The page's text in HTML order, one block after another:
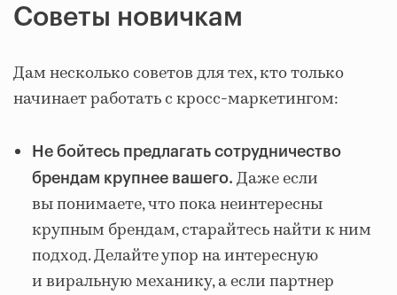
Советы новичкам
Дам несколько советов для тех, кто только
начинает работать с кросс-маркетингом:
Не бойтесь предлагать сотрудничество
брендам крупнее вашего. Даже если
вы понимаете, что пока неинтересны
крупным брендам, старайтесь найти к ним
подход. Делайте упор на интересную
и виральную механику, а если партнер